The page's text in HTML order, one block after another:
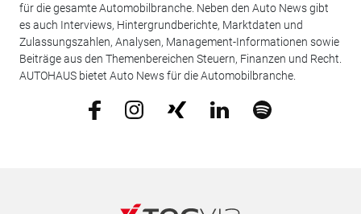
für die gesamte Automobilbranche. Neben den Auto News gibt
es auch Interviews, Hintergrundberichte, Marktdaten und
Zulassungszahlen, Analysen, Management-Informationen sowie
Beiträge aus den Themenbereichen Steuern, Finanzen und Recht.
AUTOHAUS bietet Auto News für die Automobilbranche.